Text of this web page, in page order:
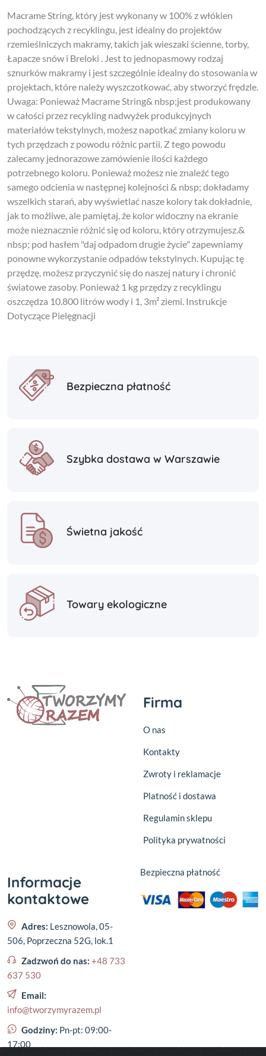
Macrame String, który jest wykonany w 100% z włókien
pochodzących z recyklingu, jest idealny do projektów
rzemieślniczych makramy, takich jak wieszaki ścienne, torby,
Łapacze snów i Breloki . Jest to jednopasmowy rodzaj
sznurków makramy i jest szczególnie idealny do stosowania w
projektach, które należy wyszczotkować, aby stworzyć frędzle.
Uwaga: Ponieważ Macrame String& nbsp;jest produkowany
w całości przez recykling nadwyżek produkcyjnych
materiałów tekstylnych, możesz napotkać zmiany koloru w
tych przędzach z powodu różnic partii. Z tego powodu
zalecamy jednorazowe zamówienie ilości każdego
potrzebnego koloru. Ponieważ możesz nie znaleźć tego
samego odcienia w następnej kolejności & nbsp; dokładamy
wszelkich starań, aby wyświetlać nasze kolory tak dokładnie,
jak to możliwe, ale pamiętaj, że kolor widoczny na ekranie
może nieznacznie różnić się od koloru, który otrzymujesz.&
nbsp; pod hasłem "daj odpadom drugie życie" zapewniamy
ponowne wykorzystanie odpadów tekstylnych. Kupując tę
przędzę, możesz przyczynić się do naszej natury i chronić
światowe zasoby. Ponieważ 1 kg przędzy z recyklingu
oszczędza 10.800 litrów wody i 1, 3m² ziemi. Instrukcje
Dotyczące Pielęgnacji
Bezpieczna płatność
Szybka dostawa w Warszawie
Świetna jakość
Towary ekologiczne
Firma
O nas
Kontakty
Zwroty i reklamacje
Platność i dostawa
Regulamin sklepu
Polityka prywatności
Informacje
kontaktowe
Adres: Lesznowola, 05-
506, Poprzeczna 52G, lok.1
Zadzwoń do nas: +48 733
637 530
Email:
info@tworzymyrazem.pl
Godziny: Pn-pt: 09:00-
17:00
Bezpieczna płatność